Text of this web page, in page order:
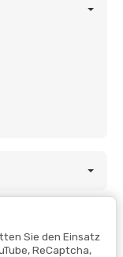
Sie den Einsatz
ReCaptcha,